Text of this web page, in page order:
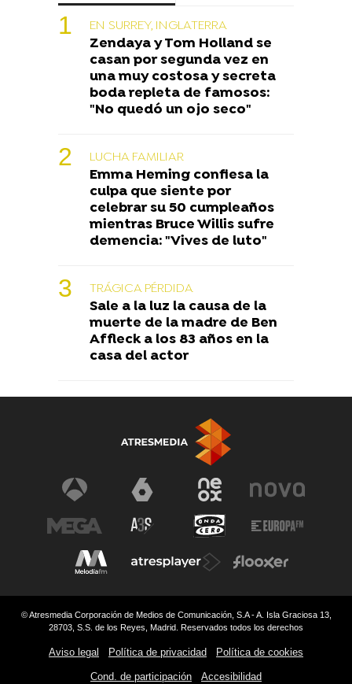
EN SURREY, INGLATERRA
Zendaya y Tom Holland se
casan por segunda vez en
una muy costosa y secreta
boda repleta de famosos:
"No quedó un ojo seco"
LUCHA FAMILIAR
Emma Heming confiesa la
culpa que siente por
celebrar su 50 cumpleaños
mientras Bruce Willis sufre
demencia: "Vives de luto"
TRÁGICA PÉRDIDA
Sale a la luz la causa de la
muerte de la madre de Ben
Affleck a los 83 años en la
casa del actor
© Atresmedia Corporación de Medios de Comunicación, S.A - A. Isla Graciosa 13,
28703, S.S. de los Reyes, Madrid. Reservados todos los derechos
Aviso legal Política de privacidad Política de cookies
Cond. de participación Accesibilidad